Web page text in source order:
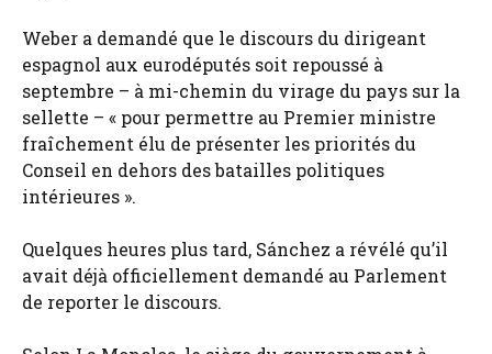
Weber a demandé que le discours du dirigeant
espagnol aux eurodéputés soit repoussé à
septembre – à mi-chemin du virage du pays sur la
sellette – « pour permettre au Premier ministre
fraîchement élu de présenter les priorités du
Conseil en dehors des batailles politiques
intérieures ».
Quelques heures plus tard, Sánchez a révélé qu’il
avait déjà officiellement demandé au Parlement
de reporter le discours.